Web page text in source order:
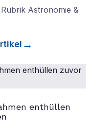
Astronomie &
enthüllen